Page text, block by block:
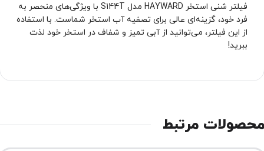
فیلتر شنی استخر HAYWARD مدل S144T با ویژگی‌های منحصر به
فرد خود، گزینه‌ای عالی برای تصفیه آب استخر شماست. با استفاده
از این فیلتر، می‌توانید از آبی تمیز و شفاف در استخر خود لذت
ببرید!
مرتبط